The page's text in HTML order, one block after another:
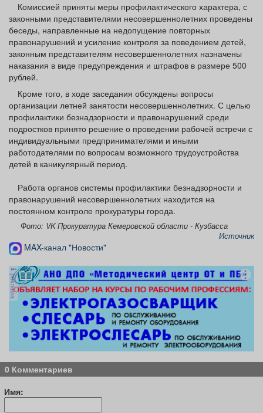
Комиссией приняты меры профилактического характера, с
законными представителями несовершеннолетних проведены
беседы, направленные на недопущение повторных
правонарушений и усиление контроля за поведением детей,
законным представителям несовершеннолетних назначены
наказания в виде предупреждения и штрафов в размере 500
рублей.
Кроме того, в ходе заседания обсуждены вопросы
организации летней занятости несовершеннолетних. С целью
профилактики безнадзорности и правонарушений среди
подростков принято решение о проведении рабочей встречи с
индивидуальными предпринимателями и иными
работодателями по вопросам возможного трудоустройства
детей в каникулярный период.
Работа органов системы профилактики безнадзорности и
правонарушений несовершеннолетних находится на
постоянном контроле прокуратуры города.
Фото: VK Прокуратура Кемеровской области - Кузбасса
Источник
MAX-канал "Новости"
реклама
0 Комментариев
Имя: